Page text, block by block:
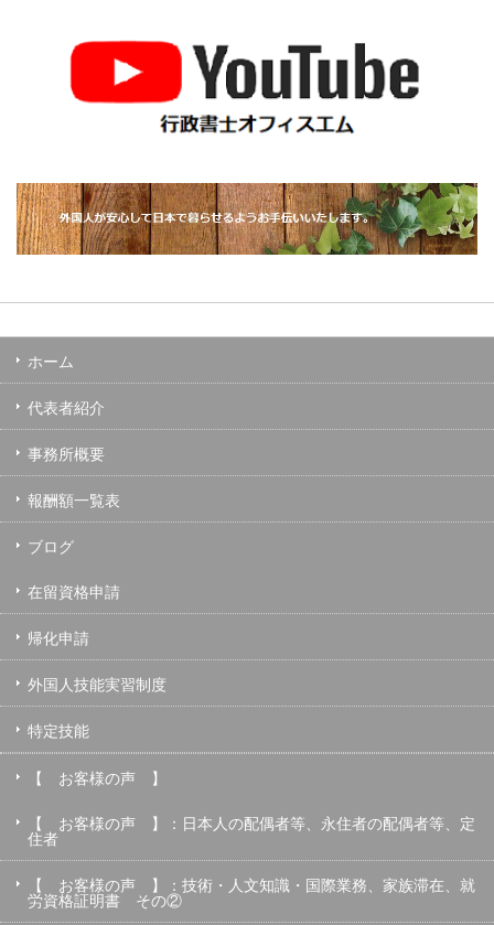
ホーム
代表者紹介
事務所概要
報酬額一覧表
ブログ
在留資格申請
帰化申請
外国人技能実習制度
特定技能
【 お客様の声 】
【 お客様の声 】：日本人の配偶者等、永住者の配偶者等、定
住者
【 お客様の声 】：技術・人文知識・国際業務、家族滞在、就
労資格証明書 その②